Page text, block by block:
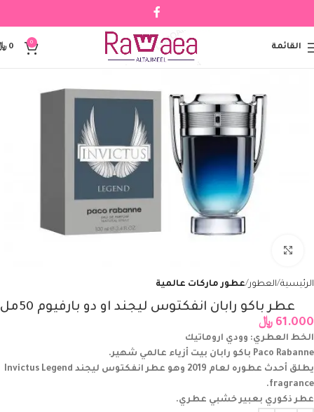
القائمة
0
0
الرئيسية العطور عطور ماركات عالمية
عطر باكو رابان انفكتوس ليجند او دو بارفيوم 50مل
61.000 ﷼
الخط العطري: وودي اروماتيك
Paco Rabanne باكو رابان بيت أزياء عالمي شهير.
يطلق أحدث عطوره لعام 2019 وهو عطر انفكتوس ليجند Invictus Legend
fragrance.
عطر ذكوري بعبير خشبي عطري.